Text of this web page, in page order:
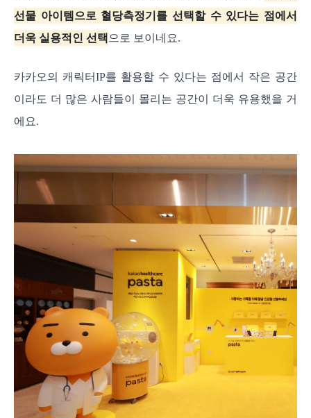
선물 아이템으로 혈당측정기를 선택할 수 있다는 점에서
더욱 실용적인 선택 으로 보이네요.
카카오의 캐릭터IP를 활용할 수 있다는 점에서 작은 공간
이라도 더 많은 사람들이 몰리는 공간이 더욱 유용했을 거
에요.